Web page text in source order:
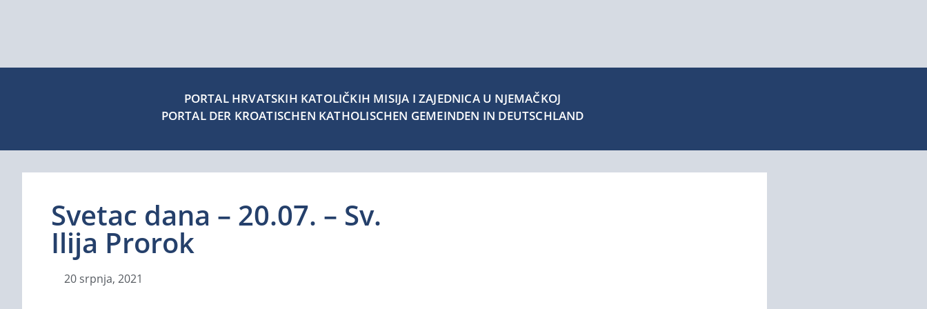
PORTAL HRVATSKIH KATOLIČKIH MISIJA I ZAJEDNICA U NJEMAČKOJ
PORTAL DER KROATISCHEN KATHOLISCHEN GEMEINDEN IN DEUTSCHLAND
Svetac dana – 20.07. – Sv.
Ilija Prorok
20 srpnja, 2021